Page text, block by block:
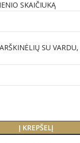
SKAIČIUKĄ
SU
Į KREPŠELĮ